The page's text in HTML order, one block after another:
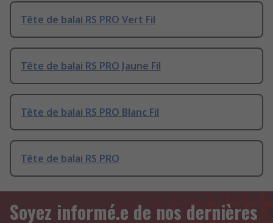
Tête de balai RS PRO Vert Fil
Tête de balai RS PRO Jaune Fil
Tête de balai RS PRO Blanc Fil
Tête de balai RS PRO
Soyez informé.e de nos dernières